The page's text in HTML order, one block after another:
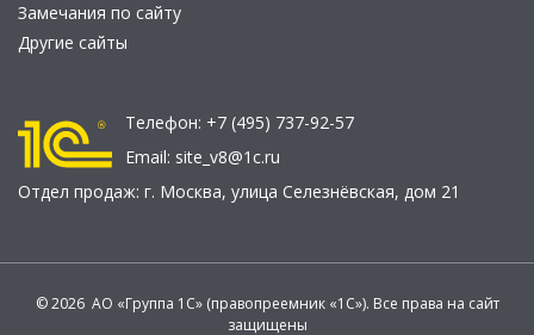
Замечания по сайту
Другие сайты
Телефон: +7 (495) 737-92-57
Email: site_v8@1c.ru
Отдел продаж: г. Москва, улица Селезнёвская, дом 21
© 2026 АО «Группа 1С» (правопреемник «1С»). Все права на сайт
защищены